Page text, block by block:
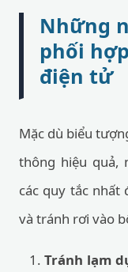
Những
phối
điện tử
Mặc dù biểu
thông hiệu quả,
các quy tắc nhất
và tránh rơi vào
Tránh lạm